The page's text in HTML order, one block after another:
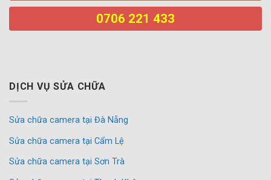
0706 221 433
DỊCH VỤ SỬA CHỮA
Sửa chữa camera tại Đà Nẵng
Sửa chữa camera tại Cẩm Lệ
Sửa chữa camera tại Sơn Trà